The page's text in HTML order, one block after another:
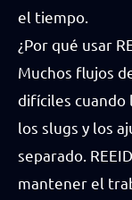
el tiempo.
¿Por qué usar
Muchos flujos
difíciles cuando
los slugs y los
separado.
mantener el